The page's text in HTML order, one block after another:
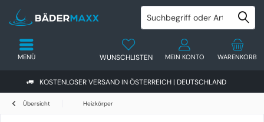
KOSTENLOSER VERSAND IN ÖSTERREICH | DEUTSCHLAND
WARENKORB
WUNSCHLISTEN MEIN KONTO
MENÜ
Übersicht Heizkörper